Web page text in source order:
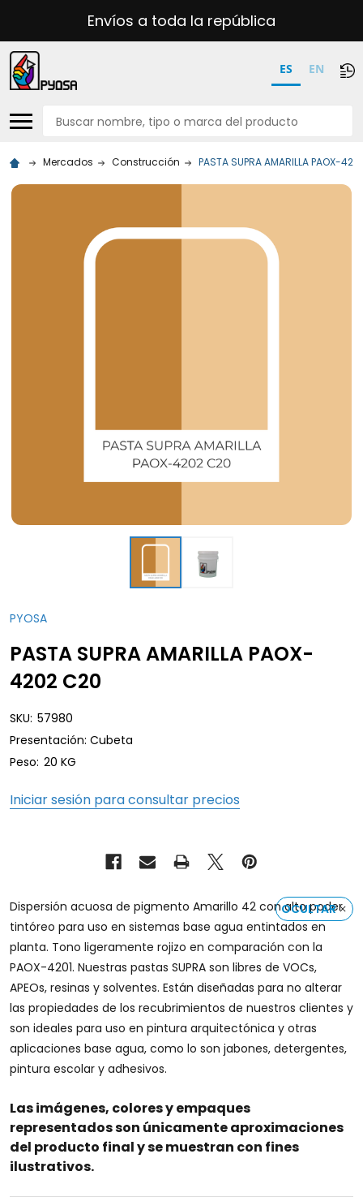
Envíos a toda la república
ES EN
Buscar
Mercados Construcción PASTA SUPRA AMARILLA PAOX-
PYOSA
PASTA SUPRA AMARILLA PAOX-
4202 C20
SKU: 57980
Presentación: Cubeta
Peso: 20 KG
Iniciar sesión para consultar precios
OCULTAR
Dispersión acuosa de pigmento Amarillo 42 con alto poder
tintóreo para uso en sistemas base agua entintados en
planta. Tono ligeramente rojizo en comparación con la
PAOX-4201. Nuestras pastas SUPRA son libres de VOCs,
APEOs, resinas y solventes. Están diseñadas para no alterar
las propiedades de los recubrimientos de nuestros clientes y
son ideales para uso en pintura arquitectónica y otras
aplicaciones base agua, como lo son jabones, detergentes,
pintura escolar y adhesivos.
Las imágenes, colores y empaques
representados son únicamente aproximaciones
del producto final y se muestran con fines
ilustrativos.